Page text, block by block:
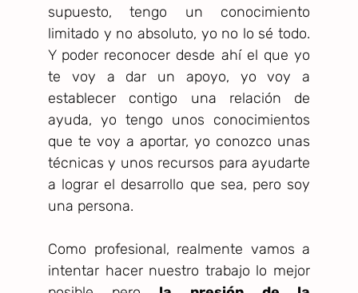
supuesto, tengo un conocimiento
limitado y no absoluto, yo no lo sé todo.
Y poder reconocer desde ahí el que yo
te voy a dar un apoyo, yo voy a
establecer contigo una relación de
ayuda, yo tengo unos conocimientos
que te voy a aportar, yo conozco unas
técnicas y unos recursos para ayudarte
a lograr el desarrollo que sea, pero soy
una persona.
Como profesional, realmente vamos a
intentar hacer nuestro trabajo lo mejor